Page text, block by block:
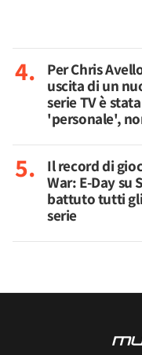
Per Chris
uscita di un
serie TV è
'personale',
Il record di
War: E-Day su
battuto tutti
serie